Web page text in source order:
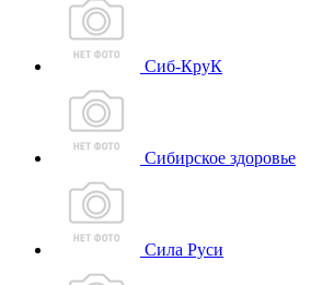
Сиб-КруК
Сибирское здоровье
Сила Руси